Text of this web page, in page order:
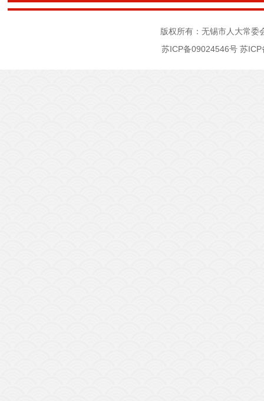
版权所有：无锡市人大常
苏ICP备09024546号 苏ICP